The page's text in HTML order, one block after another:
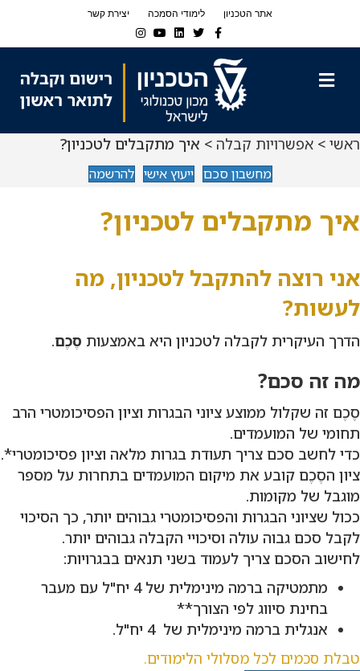
אתר הטכניון לימודי הסמכה
יצירת קשר
Facebook
Twitter
Linkedin
Youtube
Instagram
ראשי > אפשרויות קבלה > איך מתקבלים לטכניון?
מחשבון סכם ייעוץ אישי להרשמה
איך מתקבלים לטכניון?
אני רוצה להתקבל לטכניון, מה
לעשות?
הדרך העיקרית לקבלה לטכניון היא באמצעות סֶכֶם.
מה זה סכם?
סֶכֶם זה שקלול ממוצע ציוני הבגרות וציון הפסיכומטרי הרב
תחומי של המועמדים.
כדי לחשב סכם צריך תעודת בגרות מלאה וציון פסיכומטרי*.
ציון הסֶכֶם קובע את מיקום המועמדים בתחרות על מספר
מוגבל של מקומות.
ככול שציוני הבגרות והפסיכומטרי גבוהים יותר, כך הסיכוי
לקבל סכם גבוה עולה וסיכויי הקבלה גבוהים יותר.
לחישוב הסכם צריך לעמוד בשני תנאים בבגרויות:
מתמטיקה ברמה מינימלית של 4 יח"ל עם מעבר
בחינת סיווג לפי הצורך**
אנגלית ברמה מינימלית של 4 יח"ל.
טבלת סכמים לכל מסלולי הלימודים.